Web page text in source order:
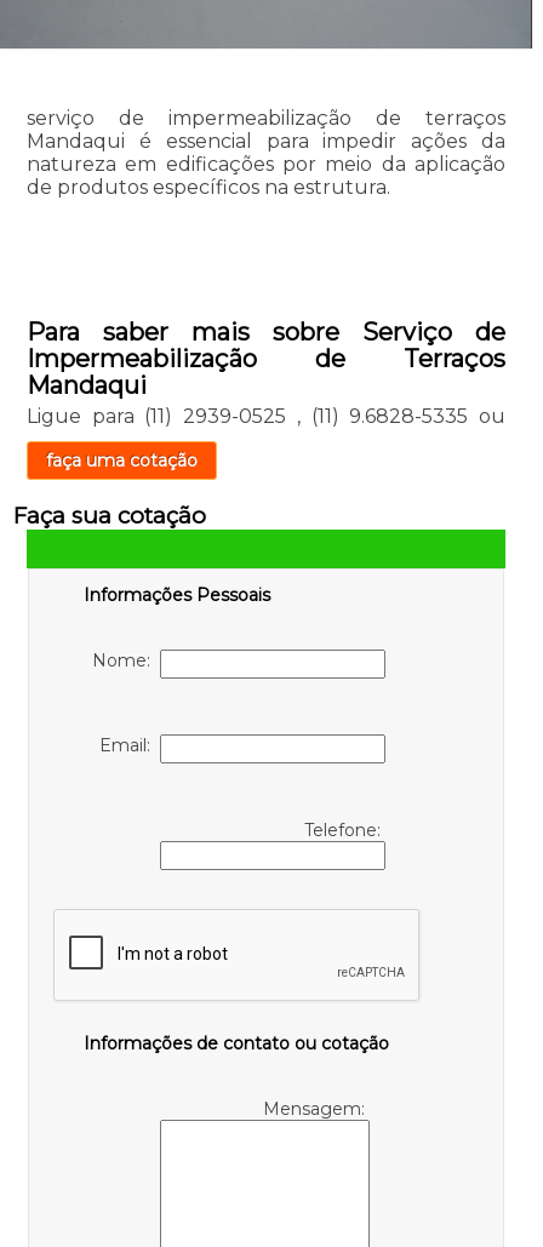
serviço de impermeabilização de terraços
Mandaqui é essencial para impedir ações da
natureza em edificações por meio da aplicação
de produtos específicos na estrutura.
Para saber mais sobre Serviço de
Impermeabilização de Terraços
Mandaqui
Ligue para (11) 2939-0525 , (11) 9.6828-5335 ou
faça uma cotação
Faça sua cotação
Informações Pessoais
Nome:
Email:
Telefone:
Informações de contato ou cotação
Mensagem: